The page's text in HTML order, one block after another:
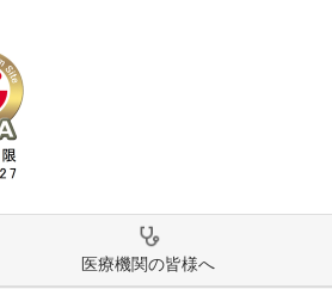
医療機関の皆様へ